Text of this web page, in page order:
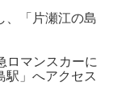
、「片瀬江の島
ロマンスカーに
駅」へアクセス